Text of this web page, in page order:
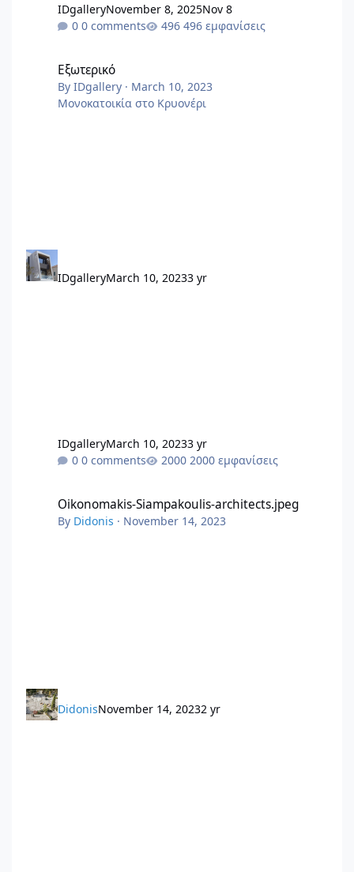
IDgalleryNovember 8, 2025Nov 8
0 comments
496 εμφανίσεις
Εξωτερικό
ByIDgallery · March 10, 2023
Μονοκατοικία στο Κρυονέρι
IDgalleryMarch 10, 20233 yr
IDgalleryMarch 10, 20233 yr
0 comments
2000 εμφανίσεις
Oikonomakis-Siampakoulis-architects.jpeg
By Didonis · November 14, 2023
DidonisNovember 14, 20232 yr